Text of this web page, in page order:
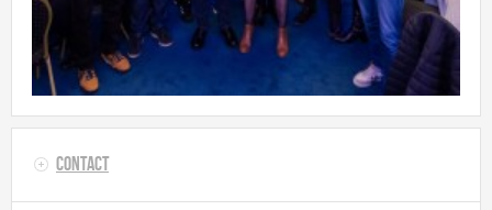
Contact